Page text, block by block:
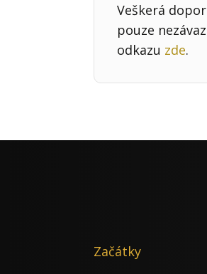
Veškerá
pouze
odkazu zde.
Začátky